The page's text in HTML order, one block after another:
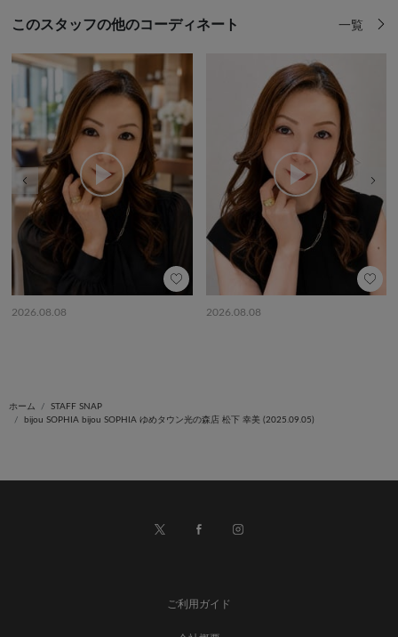
このスタッフの他のコーディネート 一覧
2026.08.08 2026.08.08
前の画像
ホーム
STAFF SNAP
bijou SOPHIA bijou SOPHIA ゆめタウン光の森店 松下 幸美 (2025.09.05)
ご利用ガイド